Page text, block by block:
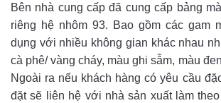
Bên nhà cung cấp đã cung cấp bảng
riêng hệ nhôm 93. Bao gồm các gam
dụng với nhiều không gian khác nhau
cà phê/ vàng cháy, màu ghi sẫm, màu
Ngoài ra nếu khách hàng có yêu cầu
đặt sẽ liên hệ với nhà sản xuất làm